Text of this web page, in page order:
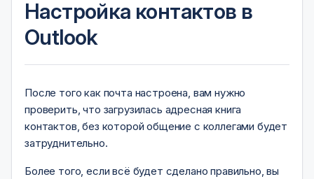
Настройка контактов в
Outlook
После того как почта настроена, вам нужно
проверить, что загрузилась адресная книга
контактов, без которой общение с коллегами будет
затруднительно.
Более того, если всё будет сделано правильно, вы